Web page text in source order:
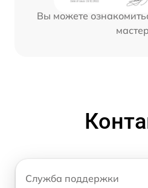
Вы можете
Служба поддержки